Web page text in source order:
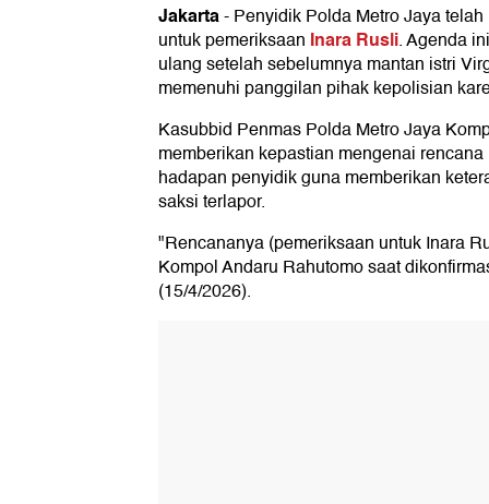
Jakarta-Penyidik Polda Metro Jaya
untuk pemeriksaan Inara Rusli. Agenda
ulang setelah sebelumnya mantan istri
memenuhi panggilan pihak kepolisian
Kasubbid Penmas Polda Metro Jaya
memberikan kepastian mengenai
hadapan penyidik guna memberikan
saksi terlapor.
"Rencananya (pemeriksaan untuk Inara
Kompol Andaru Rahutomo saat
(15/4/2026).